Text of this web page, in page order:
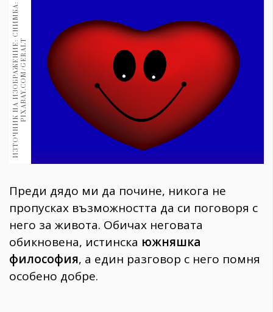
Книги
30+ 1970
Гурме
Пътувай
237
Здраве
Gentlemen
382
Wellness
1817
ПОСЛЕДВАЙТЕ
И
З
Т
О
Ч
Н
И
К
Н
А
И
З
О
Б
Р
А
Ж
Е
Н
И
Е
:
С
Н
И
М
К
А
:
P
I
X
A
B
A
Y
.
C
O
M
/
G
E
R
A
LT
Преди дядо ми да почине, никога не
пропусках възможността да си поговоря с
него за живота. Обичах неговата
обикновена, истинска южняшка
философия, а един разговор с него помня
особено добре.